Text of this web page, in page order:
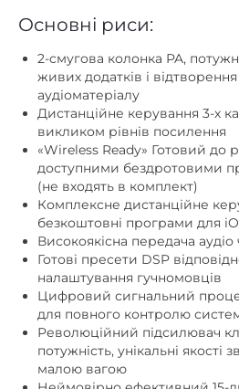
Основні риси:
2-смугова колонка PA,
живих додатків і
аудіоматеріалу
Дистанційне керування 3-х
викликом рівнів посилення
«Wireless Ready» Готовий до
доступними бездротовими
(не входять в комплект)
Комплексне дистанційне
безкоштовні програми для
Високоякісна передача
Готові пресети DSP
налаштування гучномовців
Цифровий сигнальний
для повного контролю
Революційний підсилювач
потужність, унікальні якості
малою вагою